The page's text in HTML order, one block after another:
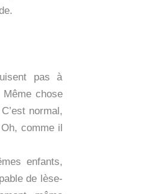
pas à
Même chose
normal,
comme il
enfants,
de lèse-